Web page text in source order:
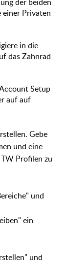
einer Privaten
in die
das Zahnrad
Setup
auf auf
Gebe
und eine
Profilen zu
und
ein
und